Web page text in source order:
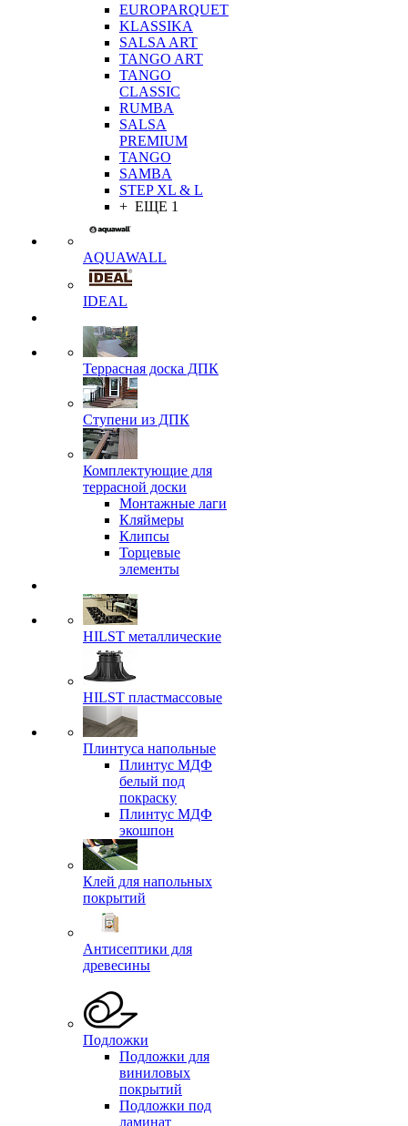
EUROPARQUET
KLASSIKA
SALSA ART
TANGO ART
TANGO
CLASSIC
RUMBA
SALSA
PREMIUM
TANGO
SAMBA
STEP XL & L
+ ЕЩЕ 1
AQUAWALL
IDEAL
Террасная доска ДПК
Ступени из ДПК
Комплектующие для
террасной доски
Монтажные лаги
Кляймеры
Клипсы
Торцевые
элементы
HILST металлические
HILST пластмассовые
Плинтуса напольные
Плинтус МДФ
белый под
покраску
Плинтус МДФ
экошпон
Клей для напольных
покрытий
Антисептики для
древесины
Подложки
Подложки для
виниловых
покрытий
Подложки под
ламинат